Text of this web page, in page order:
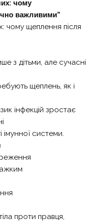
чому
важливими”
чому щеплення після
з дітьми, але сучасні
щеплень, як і
інфекцій зростає
системи.
проти правця,